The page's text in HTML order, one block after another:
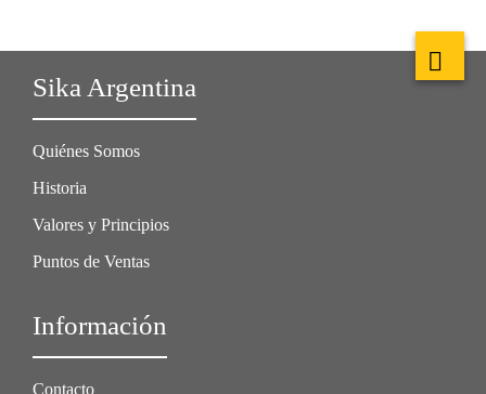
Sika Argentina
Quiénes Somos
Historia
Valores y Principios
Puntos de Ventas
Información
Contacto